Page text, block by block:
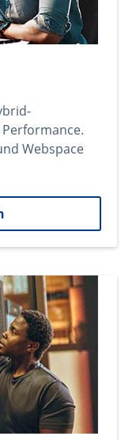
Webspace